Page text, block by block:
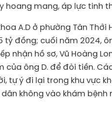
hoang mang, áp lực tinh
A.D ở phường Tân Thới
tỷ đồng; cuối năm 2024,
nhận hồ sơ, Vũ Hoàng
của ông D. để đòi tiền.
tự ý đi lại trong khu vực
không vào khám bệnh